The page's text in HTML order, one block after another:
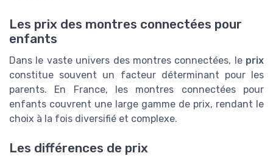
Les prix des montres connectées pour
enfants
Dans le vaste univers des montres connectées, le prix
constitue souvent un facteur déterminant pour les
parents. En France, les montres connectées pour
enfants couvrent une large gamme de prix, rendant le
choix à la fois diversifié et complexe.
Les différences de prix